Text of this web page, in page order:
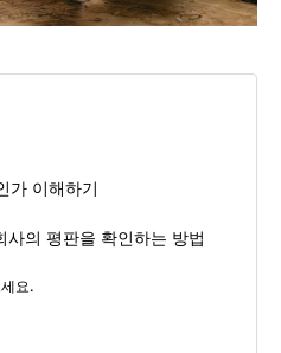
가 이해하기
사의 평판을 확인하는 방법
요.